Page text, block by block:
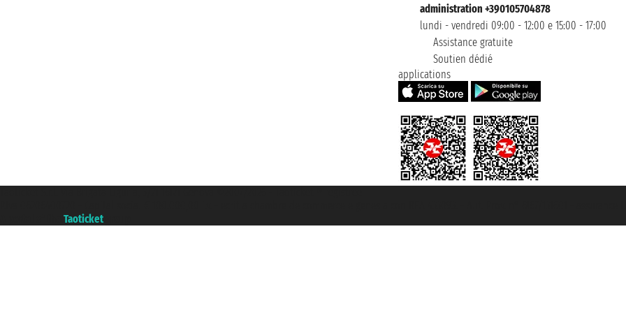
administration +390105704878
lundi - vendredi 09:00 - 12:00 e 15:00 - 17:00
Assistance gratuite
Soutien dédié
applications
Taoticket